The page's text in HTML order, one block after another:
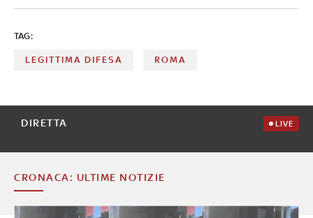
TAG:
LEGITTIMA DIFESA ROMA
DIRETTA LIVE
CRONACA: ULTIME NOTIZIE